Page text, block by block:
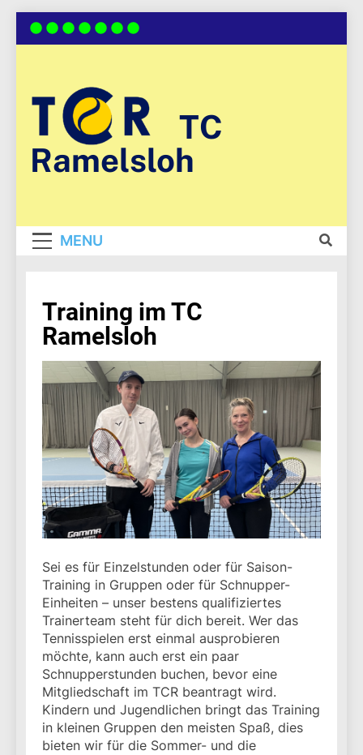
Skip
TC
Ramelsloh
MENU
Training im TC
Ramelsloh
Sei es für Einzelstunden oder für Saison-
Training in Gruppen oder für Schnupper-
Einheiten – unser bestens qualifiziertes
Trainerteam steht für dich bereit. Wer das
Tennisspielen erst einmal ausprobieren
möchte, kann auch erst ein paar
Schnupperstunden buchen, bevor eine
Mitgliedschaft im TCR beantragt wird.
Kindern und Jugendlichen bringt das Training
in kleinen Gruppen den meisten Spaß, dies
bieten wir für die Sommer- und die